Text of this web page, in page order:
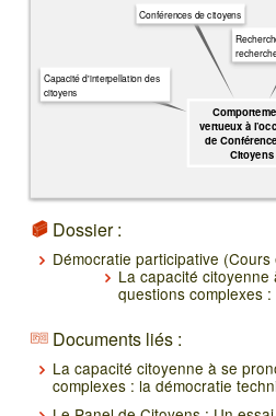
vertueux à
de
Citoyens
Conférences de citoyens
Capacité d'interpellation des
citoyens
Dossier :
Démocratie participative
La capacité
questions complexes
Documents liés :
La capacité citoyenne à se
complexes : la démocratie